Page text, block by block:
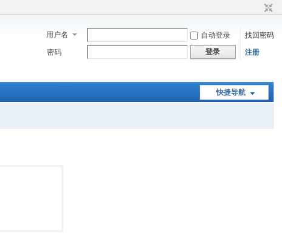
用户名 自动登录
找回密码
密码
登录 注册
快捷导航